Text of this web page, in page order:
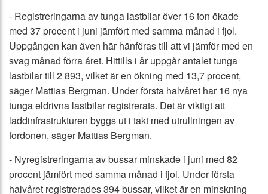
- Registreringarna av tunga lastbilar över 16 ton ökade
med 37 procent i juni jämfört med samma månad i fjol.
Uppgången kan även här hänföras till att vi jämför med en
svag månad förra året. Hittills i år uppgår antalet tunga
lastbilar till 2 893, vilket är en ökning med 13,7 procent,
säger Mattias Bergman. Under första halvåret har 16 nya
tunga eldrivna lastbilar registrerats. Det är viktigt att
laddinfrastrukturen byggs ut i takt med utrullningen av
fordonen, säger Mattias Bergman.
- Nyregistreringarna av bussar minskade i juni med 82
procent jämfört med samma månad i fjol. Under första
halvåret registrerades 394 bussar, vilket är en minskning